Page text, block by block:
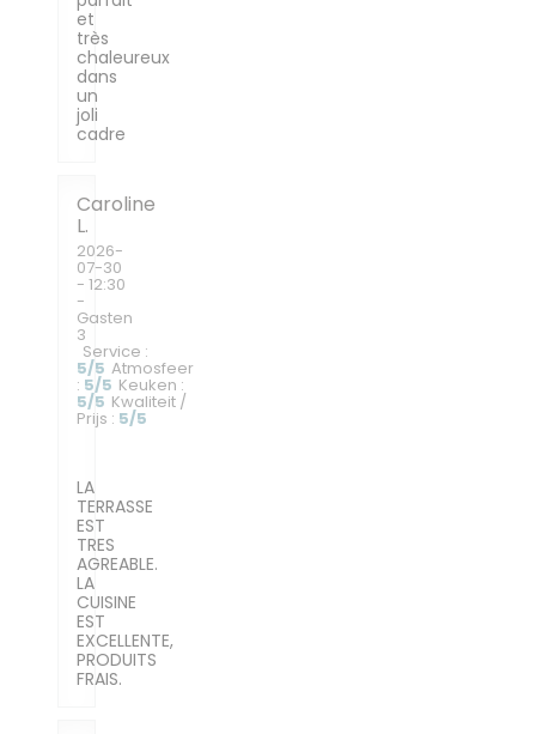
et
très
chaleureux
dans
un
joli
cadre
Caroline
L
2026-
07-30
- 12:30
-
Gasten
3
Service :
5/5 Atmosfeer
: 5/5 Keuken :
5/5 Kwaliteit /
Prijs : 5/5
LA
TERRASSE
EST
TRES
AGREABLE.
LA
CUISINE
EST
EXCELLENTE,
PRODUITS
FRAIS.